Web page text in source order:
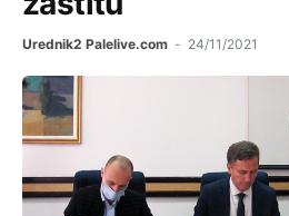
Urednik2 Palelive.com - 24/11/2021